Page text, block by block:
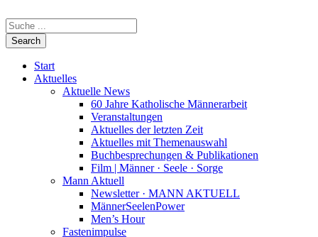
Start
Aktuelles
Aktuelle News
60 Jahre Katholische Männerarbeit
Veranstaltungen
Aktuelles der letzten Zeit
Aktuelles mit Themenauswahl
Buchbesprechungen & Publikationen
Film | Männer · Seele · Sorge
Mann Aktuell
Newsletter · MANN AKTUELL
MännerSeelenPower
Men’s Hour
Fastenimpulse